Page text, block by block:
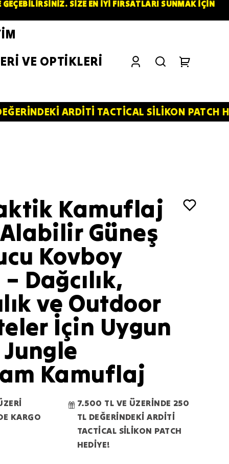
SİZE EN İYİ FIRSATLARI SUNMAK İÇİN
VE OPTİKLERİ
TACTİCAL SİLİKON PATCH HEDİYE!⚠️
Kamuflaj
Güneş
Kovboy
Dağcılık,
ve Outdoor
İçin Uygun
Kamuflaj
KARGO
7.500 TL VE ÜZERİNDE 250
TL DEĞERİNDEKİ ARDİTİ
TACTİCAL SİLİKON PATCH
HEDİYE!